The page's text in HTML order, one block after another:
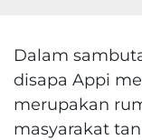
Dalam
disapa Appi
merupakan
masyarakat